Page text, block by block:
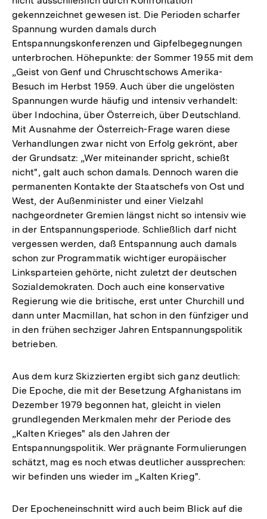
gekennzeichnet gewesen ist. Die Perioden scharfer
Spannung wurden damals durch
Entspannungskonferenzen und Gipfelbegegnungen
unterbrochen. Höhepunkte: der Sommer 1955 mit dem
„Geist von Genf und Chruschtschows Amerika-
Besuch im Herbst 1959. Auch über die ungelösten
Spannungen wurde häufig und intensiv verhandelt:
über Indochina, über Österreich, über Deutschland.
Mit Ausnahme der Österreich-Frage waren diese
Verhandlungen zwar nicht von Erfolg gekrönt, aber
der Grundsatz: „Wer miteinander spricht, schießt
nicht", galt auch schon damals. Dennoch waren die
permanenten Kontakte der Staatschefs von Ost und
West, der Außenminister und einer Vielzahl
nachgeordneter Gremien längst nicht so intensiv wie
in der Entspannungsperiode. Schließlich darf nicht
vergessen werden, daß Entspannung auch damals
schon zur Programmatik wichtiger europäischer
Linksparteien gehörte, nicht zuletzt der deutschen
Sozialdemokraten. Doch auch eine konservative
Regierung wie die britische, erst unter Churchill und
dann unter Macmillan, hat schon in den fünfziger und
in den frühen sechziger Jahren Entspannungspolitik
betrieben.
Aus dem kurz Skizzierten ergibt sich ganz deutlich:
Die Epoche, die mit der Besetzung Afghanistans im
Dezember 1979 begonnen hat, gleicht in vielen
grundlegenden Merkmalen mehr der Periode des
„Kalten Krieges" als den Jahren der
Entspannungspolitik. Wer prägnante Formulierungen
schätzt, mag es noch etwas deutlicher aussprechen:
wir befinden uns wieder im „Kalten Krieg".
Der Epocheneinschnitt wird auch beim Blick auf die